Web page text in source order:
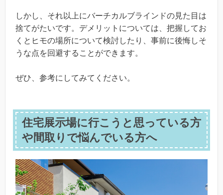
しかし、それ以上にバーチカルブラインドの見た目は
捨てがたいです。デメリットについては、把握してお
くとヒモの場所について検討したり、事前に後悔しそ
うな点を回避することができます。
ぜひ、参考にしてみてください。
住宅展示場に行こうと思っている方
や間取りで悩んでいる方へ